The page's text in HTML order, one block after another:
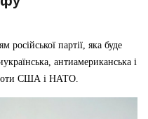
російської партії, яка буде
антиамериканська і
США і НАТО.